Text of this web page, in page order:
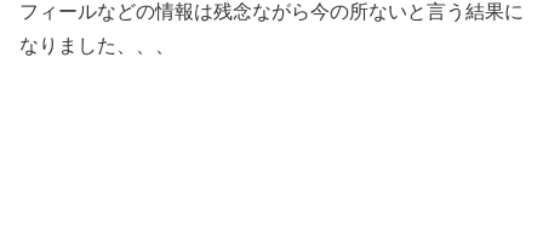
フィールなどの情報は残念ながら今の所ないと言う結果に
なりました、、、